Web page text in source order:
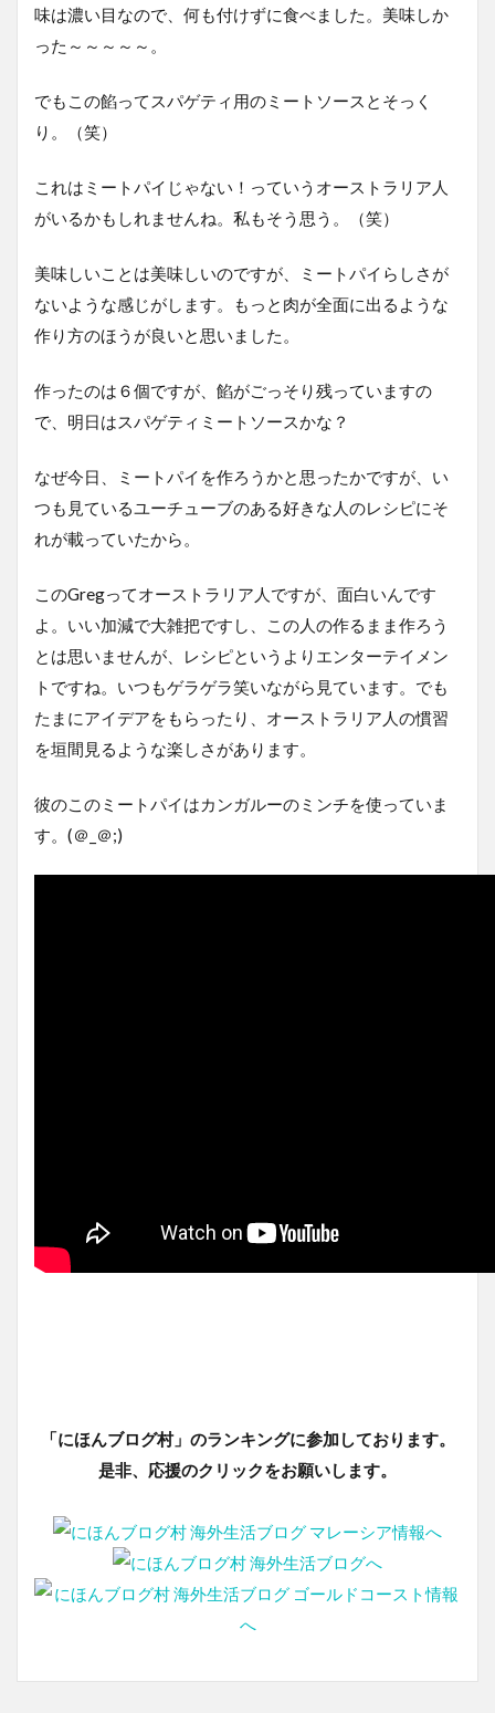
味は濃い目なので、何も付けずに食べました。美味しか
った～～～～～。
でもこの餡ってスパゲティ用のミートソースとそっく
り。（笑）
これはミートパイじゃない！っていうオーストラリア人
がいるかもしれませんね。私もそう思う。（笑）
美味しいことは美味しいのですが、ミートパイらしさが
ないような感じがします。もっと肉が全面に出るような
作り方のほうが良いと思いました。
作ったのは６個ですが、餡がごっそり残っていますの
で、明日はスパゲティミートソースかな？
なぜ今日、ミートパイを作ろうかと思ったかですが、い
つも見ているユーチューブのある好きな人のレシピにそ
れが載っていたから。
このGregってオーストラリア人ですが、面白いんです
よ。いい加減で大雑把ですし、この人の作るまま作ろう
とは思いませんが、レシピというよりエンターテイメン
トですね。いつもゲラゲラ笑いながら見ています。でも
たまにアイデアをもらったり、オーストラリア人の慣習
を垣間見るような楽しさがあります。
彼のこのミートパイはカンガルーのミンチを使っていま
す。(＠_＠;)
「にほんブログ村」のランキングに参加しております。
是非、応援のクリックをお願いします。